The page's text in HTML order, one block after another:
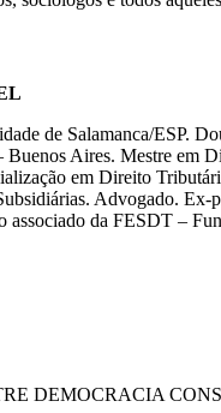
de Salamanca/ESP.
Aires. Mestre em
em Direito
Advogado.
da FESDT –
DEMOCRACIA